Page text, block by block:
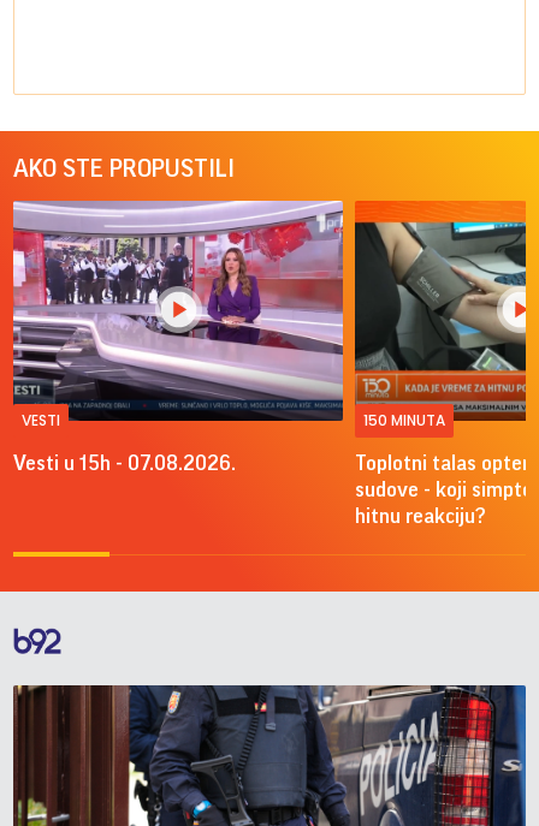
AKO STE PROPUSTILI
VESTI
Vesti u 15h - 07.08.2026.
150 MINUTA
Toplotni talas
sudove - koji
hitnu reakciju?